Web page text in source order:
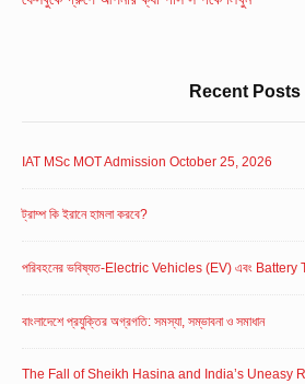
Recent Posts
IAT MSc MOT Admission October 25, 2026
ট্রাম্প কি ইরানে হামলা করবে?
পরিবহনের ভবিষ্যত-Electric Vehicles (EV) এবং
বাংলাদেশে প্রযুক্তির অগ্রগতি: সমস্যা, সম্ভাবনা ও সমাধান
The Fall of Sheikh Hasina and India’s Uneasy